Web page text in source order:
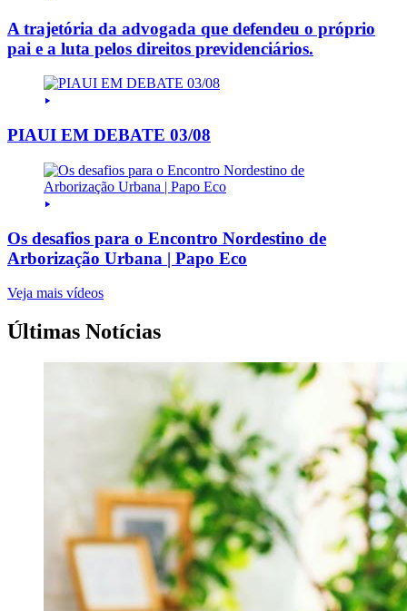
A trajetória da advogada que defendeu o próprio
pai e a luta pelos direitos previdenciários.
PIAUI EM DEBATE 03/08
Os desafios para o Encontro Nordestino de
Arborização Urbana | Papo Eco
Veja mais vídeos
Últimas Notícias